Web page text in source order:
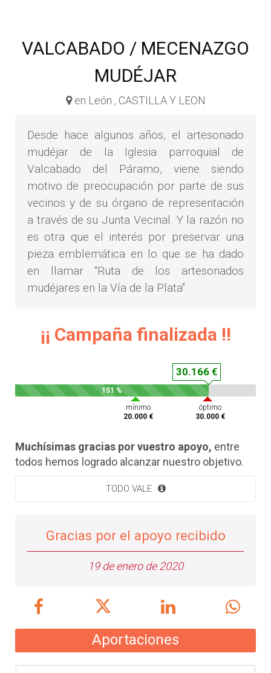
VALCABADO / MECENAZGO
MUDÉJAR
en León , CASTILLA Y LEON
Desde hace algunos años, el artesonado
mudéjar de la Iglesia parroquial de
Valcabado del Páramo, viene siendo
motivo de preocupación por parte de sus
vecinos y de su órgano de representación
a través de su Junta Vecinal. Y la razón no
es otra que el interés por preservar una
pieza emblemática en lo que se ha dado
en llamar “Ruta de los artesonados
mudéjares en la Vía de la Plata".
¡¡ Campaña finalizada !!
30.166 €
151 %
mínimo
20.000 €
óptimo
30.000 €
Muchísimas gracias por vuestro apoyo, entre
todos hemos logrado alcanzar nuestro objetivo.
TODO VALE
Gracias por el apoyo recibido
19 de enero de 2020
Aportaciones